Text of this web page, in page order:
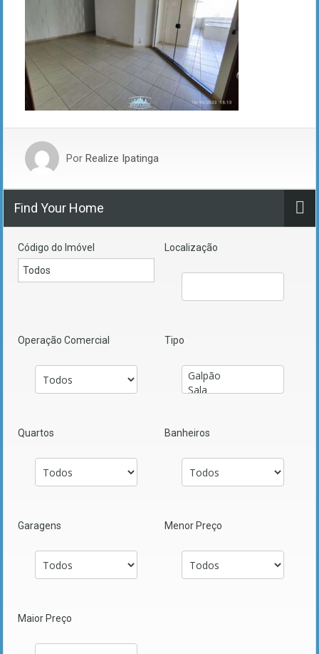
Por Realize Ipatinga
Find Your Home
Código do Imóvel Localização
Operação Comercial Tipo
Quartos Banheiros
Garagens Menor Preço
Maior Preço